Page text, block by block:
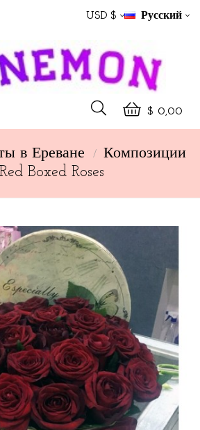
USD $ Русский
$ 0,00
в Ереване
Композиции
Red Boxed Roses